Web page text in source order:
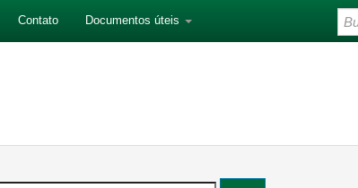
Contato Documentos úteis